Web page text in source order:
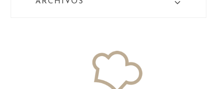
ARCHIVOS